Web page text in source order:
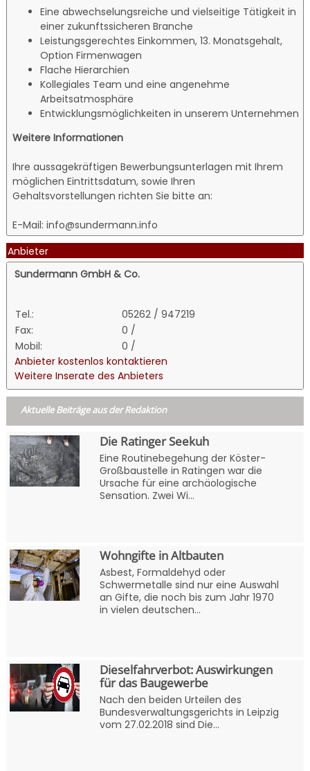
Eine abwechselungsreiche und vielseitige Tätigkeit in
einer zukunftssicheren Branche
Leistungsgerechtes Einkommen, 13. Monatsgehalt,
Option Firmenwagen
Flache Hierarchien
Kollegiales Team und eine angenehme
Arbeitsatmosphäre
Entwicklungsmöglichkeiten in unserem Unternehmen
Weitere Informationen
Ihre aussagekräftigen Bewerbungsunterlagen mit Ihrem
möglichen Eintrittsdatum, sowie Ihren
Gehaltsvorstellungen richten Sie bitte an:
E-Mail: info@sundermann.info
Anbieter
Sundermann GmbH & Co.
Tel.:
05262 / 947219
Fax:
0 /
Mobil:
0 /
Anbieter kostenlos kontaktieren
Weitere Inserate des Anbieters
Aktuelle Beiträge aus der Redaktion
Die Ratinger Seekuh
Eine Routinebegehung der Köster-
Großbaustelle in Ratingen war die
Ursache für eine archäologische
Sensation. Zwei Wi...
Wohngifte in Altbauten
Asbest, Formaldehyd oder
Schwermetalle sind nur eine Auswahl
an Gifte, die noch bis zum Jahr 1970
in vielen deutschen...
Dieselfahrverbot: Auswirkungen
für das Baugewerbe
Nach den beiden Urteilen des
Bundesverwaltungsgerichts in Leipzig
vom 27.02.2018 sind Die...